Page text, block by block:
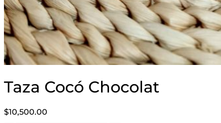
Taza Cocó Chocolat
$10,500.00